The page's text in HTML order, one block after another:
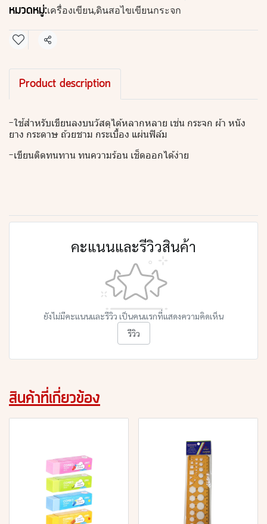
หมวดหมู่:เครื่องเขียน,ดินสอไขเขียนกระจก
แชร์
Product description
-ใช้สำหรับเขียนลงบนวัสดุได้หลากหลาย เช่น กระจก ผ้า หนัง
ยาง กระดาษ ถ้วยชาม กระเบื้อง แผ่นฟิล์ม
-เขียนติดทนทาน ทนความร้อน เช็ดออกได้ง่าย
คะแนนและรีวิวสินค้า
ยังไม่มีคะแนนและรีวิว เป็นคนแรกที่แสดงความคิดเห็น
รีวิว
สินค้าที่เกี่ยวข้อง